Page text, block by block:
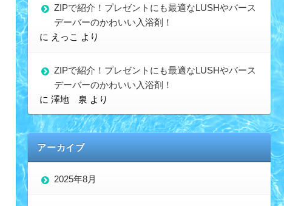
ZIPで紹介！プレゼントにも最適なLUSHやバース
デーバーのかわいい入浴剤！
に えっこ より
ZIPで紹介！プレゼントにも最適なLUSHやバース
デーバーのかわいい入浴剤！
に 澤地 泉 より
アーカイブ
2025年8月